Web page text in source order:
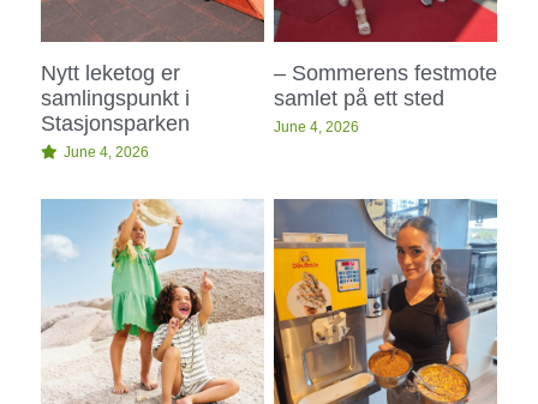
Søk
Nytt leketog er
samlingspunkt i
Stasjonsparken
June 4, 2026
– Sommerens festmote
samlet på ett sted
June 4, 2026